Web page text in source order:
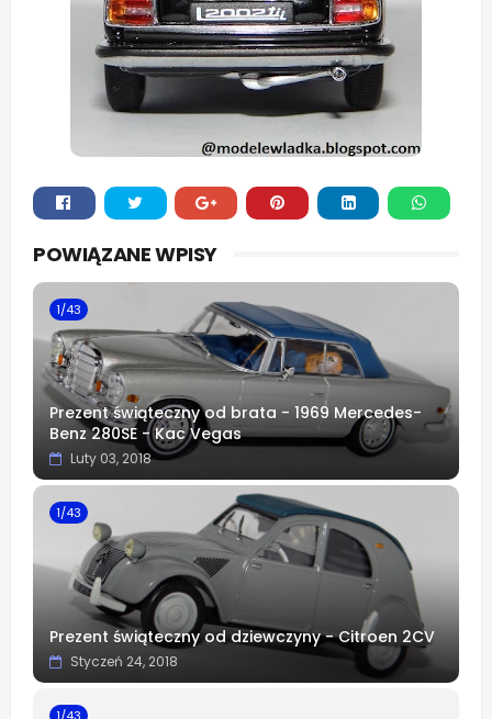
POWIĄZANE WPISY
1/43
Prezent świąteczny od brata - 1969 Mercedes-
Benz 280SE - Kac Vegas
Luty 03, 2018
1/43
Prezent świąteczny od dziewczyny - Citroen 2CV
Styczeń 24, 2018
1/43